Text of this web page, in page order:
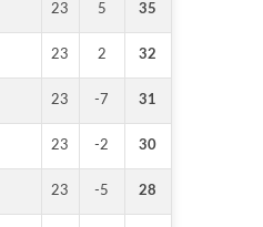
23 5 35
23 2 32
23 -7 31
23 -2 30
23 -5 28